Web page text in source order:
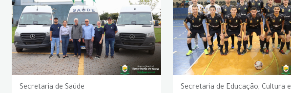
Secretaria de Saúde
Secretaria de Educação, Cultura e